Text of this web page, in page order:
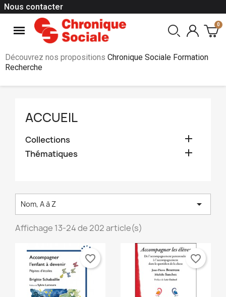
Nous contacter
Découvrez nos propositions Chronique Sociale Formation
Recherche
ACCUEIL
Collections 
Thématiques 
Nom, A à Z 
Affichage 13-24 de 202 article(s)
favorite_border favorite_border